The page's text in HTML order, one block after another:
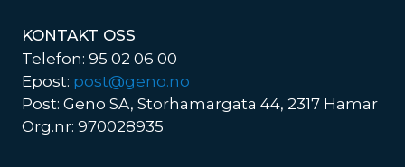
KONTAKT OSS
Telefon: 95 02 06 00
Epost: post@geno.no
Post: Geno SA, Storhamargata 44, 2317 Hamar
Org.nr: 970028935